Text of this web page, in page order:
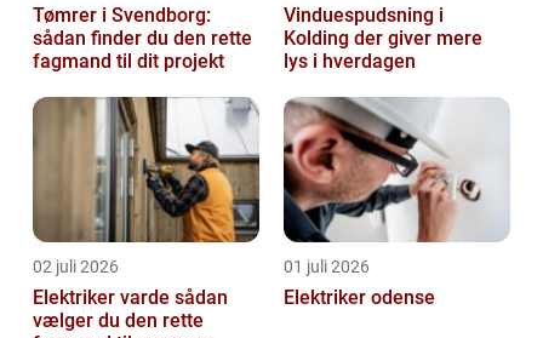
Tømrer i Svendborg:
sådan finder du den rette
fagmand til dit projekt
Vinduespudsning i
Kolding der giver mere
lys i hverdagen
02 juli 2026
Elektriker varde sådan
vælger du den rette
01 juli 2026
Elektriker odense